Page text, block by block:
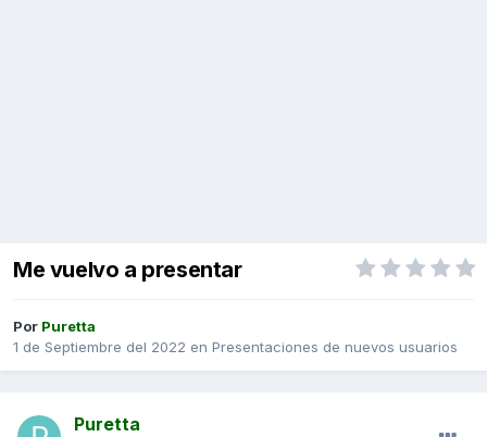
Me vuelvo a presentar
Por Puretta
1 de Septiembre del 2022 en Presentaciones de nuevos usuarios
Puretta